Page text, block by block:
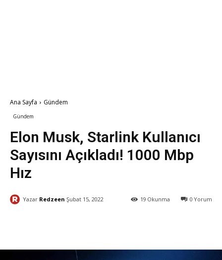
Ana Sayfa Gündem
Gündem
Elon Musk, Starlink Kullanıcı
Sayısını Açıkladı! 1000 Mbp
Hız
Yazar Redzeen Şubat 15, 2022 0 Yorum
19 Okunma